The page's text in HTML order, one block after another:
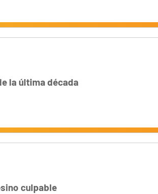
la última década
culpable